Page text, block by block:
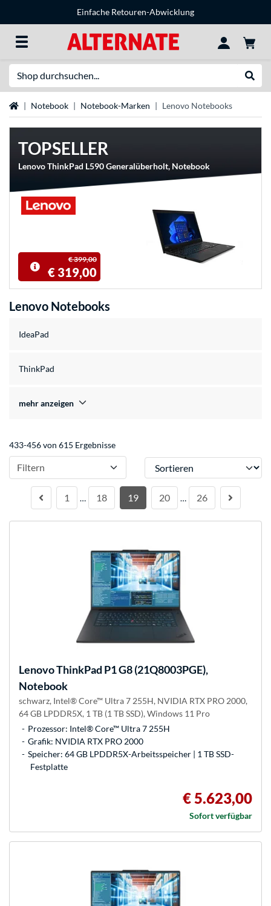
Einfache Retouren-Abwicklung
StartseiteNotebook Notebook-Marken Lenovo Notebooks
TOPSELLER
Lenovo ThinkPad L590 Generalüberholt, Notebook
€ 399,00
€ 319,00
Lenovo Notebooks
IdeaPad
ThinkPad
mehr anzeigen
433-456 von 615 Ergebnisse
Filtern Sortieren
1 … 18 19 20 … 26
LenovoThinkPad P1 G8 (21Q8003PGE),
Notebook
schwarz, Intel® Core™ Ultra 7 255H, NVIDIA RTX PRO 2000,
64 GB LPDDR5X, 1 TB (1 TB SSD), Windows 11 Pro
Prozessor: Intel® Core™ Ultra 7 255H
Grafik: NVIDIA RTX PRO 2000
Speicher: 64 GB LPDDR5X-Arbeitsspeicher | 1 TB SSD-
Festplatte
€ 5.623,00
Sofort verfügbar